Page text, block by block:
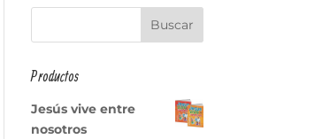
Productos
Jesús vive entre
nosotros